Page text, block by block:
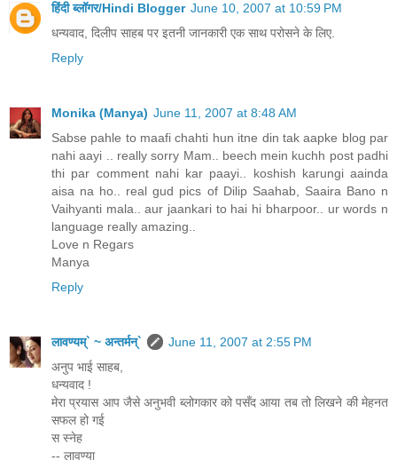
हिंदी ब्लॉगर/Hindi Blogger June 10, 2007 at 10:59 PM
धन्यवाद, दिलीप साहब पर इतनी जानकारी एक साथ परोसने के लिए.
Reply
Monika (Manya) June 11, 2007 at 8:48 AM
Sabse pahle to maafi chahti hun itne din tak aapke blog par
nahi aayi .. really sorry Mam.. beech mein kuchh post padhi
thi par comment nahi kar paayi.. koshish karungi aainda
aisa na ho.. real gud pics of Dilip Saahab, Saaira Bano n
Vaihyanti mala.. aur jaankari to hai hi bharpoor.. ur words n
language really amazing..
Love n Regars
Manya
Reply
लावण्यम्` ~ अन्तर्मन्`
June 11, 2007 at 2:55 PM
अनुप भाई साहब,
धन्यवाद !
मेरा प्रयास आप जैसे अनुभवी ब्लोगकार को पसँद आया तब तो लिखने की मेहनत
सफल हो गई
स स्नेह
-- लावण्या